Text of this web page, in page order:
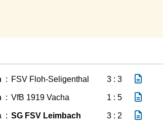
: FSV Floh-Seligenthal 3 : 3
: VfB 1919 Vacha 1 : 5
: SG FSV Leimbach 3 : 2